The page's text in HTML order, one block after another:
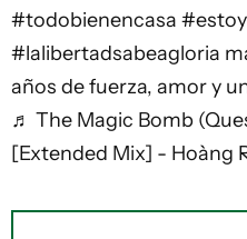
#todobienencasa
#lalibertadsabeagloria
años de fuerza, amor y
♬ The Magic Bomb
[Extended Mix] - Hoàng